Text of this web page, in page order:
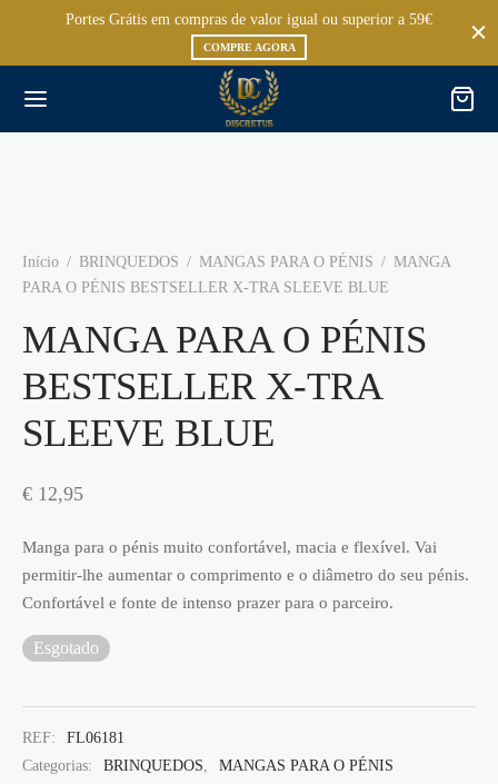
Portes Grátis em compras de valor igual ou superior a 59€
COMPRE AGORA
Início / BRINQUEDOS / MANGAS PARA O PÉNIS / MANGA
PARA O PÉNIS BESTSELLER X-TRA SLEEVE BLUE
MANGA PARA O PÉNIS
BESTSELLER X-TRA
SLEEVE BLUE
€ 12,95
Manga para o pénis muito confortável, macia e flexível. Vai
permitir-lhe aumentar o comprimento e o diâmetro do seu pénis.
Confortável e fonte de intenso prazer para o parceiro.
Esgotado
REF:
FL06181
Categorias:
BRINQUEDOS, MANGAS PARA O PÉNIS